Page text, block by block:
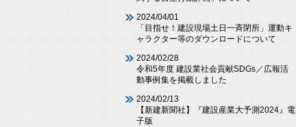
2024/04/01
「目指せ！建設現場土日一斉閉所」運動キ
ャラクター等のダウンロードについて
2024/02/28
令和5年度 建設業社会貢献SDGs／広報活
動事例集を掲載しました
2024/02/13
【新建新聞社】『建設産業大予測2024』電
子版